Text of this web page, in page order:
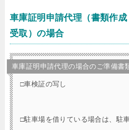
車庫証明申請代理（書類作成
受取）の場合
車庫証明申請代理の場合のご準備書
□車検証の写し
□駐車場を借りている場合は、駐